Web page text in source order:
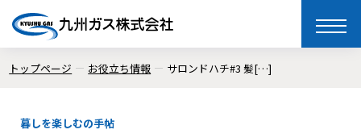
toggle
トップページ お役立ち情報 サロンドハチ#3 髪[…]
暮しを楽しむの手帖